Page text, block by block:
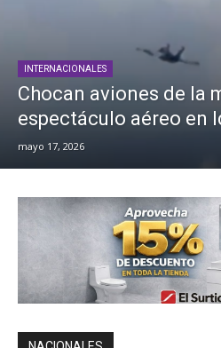
INTERNACIONALES
Chocan aviones de la
espectáculo aéreo en
mayo 17, 2026